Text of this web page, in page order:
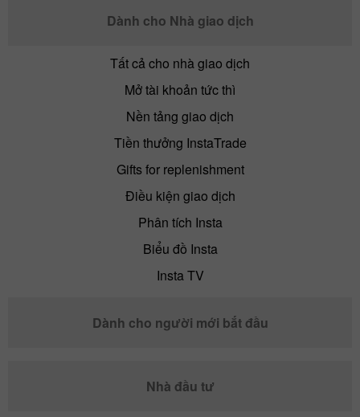
Dành cho Nhà giao dịch
Tất cả cho nhà giao dịch
Mở tài khoản tức thì
Nền tảng giao dịch
Tiền thưởng InstaTrade
Gifts for replenishment
Điều kiện giao dịch
Phân tích Insta
Biểu đồ Insta
Insta TV
Dành cho người mới bắt đầu
Nhà đầu tư